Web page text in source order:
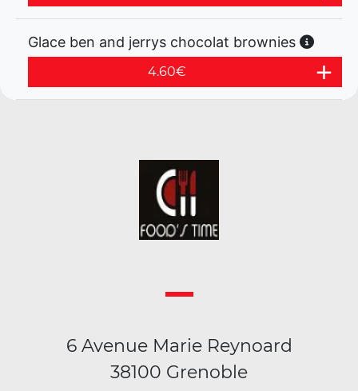
Glace ben and jerrys chocolat brownies
4.60€
6 Avenue Marie Reynoard
38100 Grenoble